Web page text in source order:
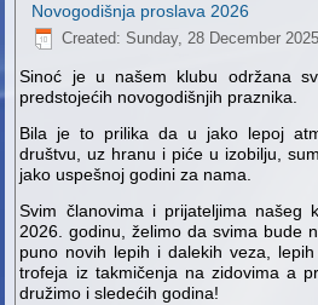
Novogodišnja proslava 2026
Created: Sunday, 28 December
Sinoć je u našem klubu održana
predstojećih novogodišnjih praznika.
Bila je to prilika da u jako lepoj
društvu, uz hranu i piće u izobilju,
jako uspešnoj godini za nama.
Svim članovima i prijateljima našeg
2026. godinu, želimo da svima bude
puno novih lepih i dalekih veza,
trofeja iz takmičenja na zidovima a
družimo i sledećih godina!